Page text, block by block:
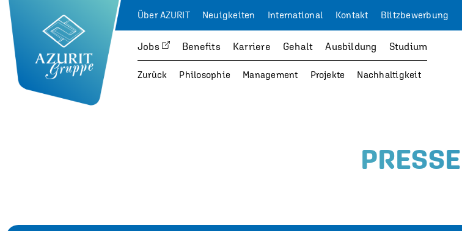
Über AZURIT Neuigkeiten International Kontakt Blitzbewerbung
Jobs Benefits Karriere Gehalt Ausbildung Studium
Zurück Philosophie Management Projekte Nachhaltigkeit
PRESSE